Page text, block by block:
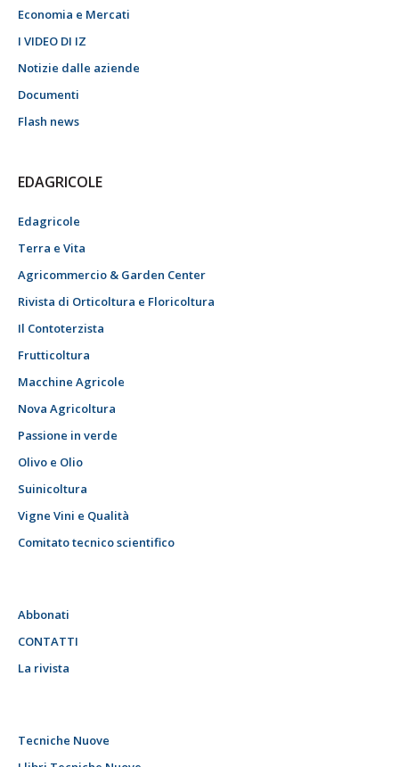
Economia e Mercati
I VIDEO DI IZ
Notizie dalle aziende
Documenti
Flash news
EDAGRICOLE
Edagricole
Terra e Vita
Agricommercio & Garden Center
Rivista di Orticoltura e Floricoltura
Il Contoterzista
Frutticoltura
Macchine Agricole
Nova Agricoltura
Passione in verde
Olivo e Olio
Suinicoltura
Vigne Vini e Qualità
Comitato tecnico scientifico
Abbonati
CONTATTI
La rivista
Tecniche Nuove